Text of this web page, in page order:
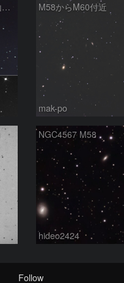
06/11 C/2026 C1 紫金山彗星 M58からM60付近
mak-po
NGC4567 M58
hideo2424
Follow